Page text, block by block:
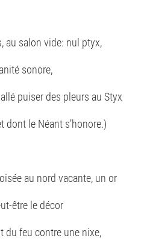
au salon vide: nul ptyx,
sonore,
puiser des pleurs au Styx
dont le Néant s’honore.)
au nord vacante, un or
être le décor
du feu contre une nixe,